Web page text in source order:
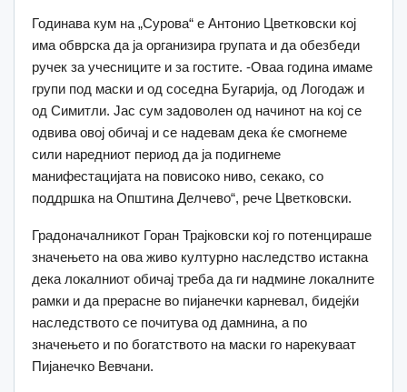
Годинава кум на „Сурова“ е Антонио Цветковски кој
има обврска да ја организира групата и да обезбеди
ручек за учесниците и за гостите. -Оваа година имаме
групи под маски и од соседна Бугарија, од Логодаж и
од Симитли. Јас сум задоволен од начинот на кој се
одвива овој обичај и се надевам дека ќе смогнеме
сили наредниот период да ја подигнеме
манифестацијата на повисоко ниво, секако, со
поддршка на Општина Делчево“, рече Цветковски.
Градоначалникот Горан Трајковски кој го потенцираше
значењето на ова живо културно наследство истакна
дека локалниот обичај треба да ги надмине локалните
рамки и да прерасне во пијанечки карневал, бидејќи
наследството се почитува од дамнина, а по
значењето и по богатството на маски го нарекуваат
Пијанечко Вевчани.